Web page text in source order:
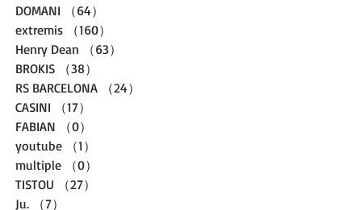
DOMANI
（64）
extremis
（160）
Henry Dean
（63）
BROKIS
（38）
RS BARCELONA
（24）
CASINI
（17）
FABIAN
（0）
youtube
（1）
multiple
（0）
TISTOU
（27）
Ju.
（7）